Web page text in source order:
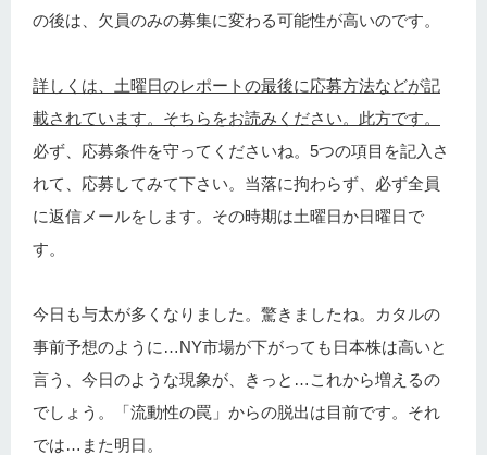
の後は、欠員のみの募集に変わる可能性が高いのです。
詳しくは、土曜日のレポートの最後に応募方法などが記
載されています。そちらをお読みください。此方です。
必ず、応募条件を守ってくださいね。5つの項目を記入さ
れて、応募してみて下さい。当落に拘わらず、必ず全員
に返信メールをします。その時期は土曜日か日曜日で
す。
今日も与太が多くなりました。驚きましたね。カタルの
事前予想のように…NY市場が下がっても日本株は高いと
言う、今日のような現象が、きっと…これから増えるの
でしょう。「流動性の罠」からの脱出は目前です。それ
では…また明日。